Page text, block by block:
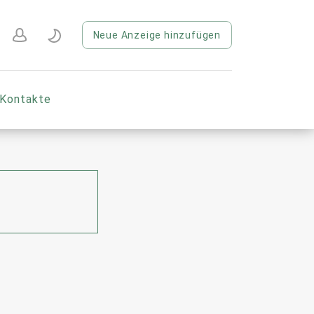
Neue Anzeige hinzufügen
Kontakte